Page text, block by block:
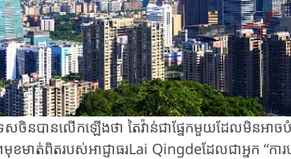
ចិន​បាន​លើកឡើងថា​ ​តៃវ៉ាន់​ជា​ផ្នែក​មួយ​ដែល​មិន​អា
ត់​ពិតរបស់​អាជ្ញាធរ​​​Lai Qingde​ដែល​ជា​អ្នក “​ការ​បង្